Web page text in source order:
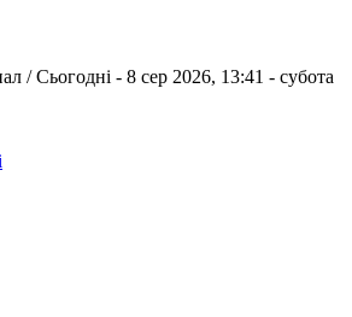
/Сьогодні - 8 сер 2026, 13:41 - субота